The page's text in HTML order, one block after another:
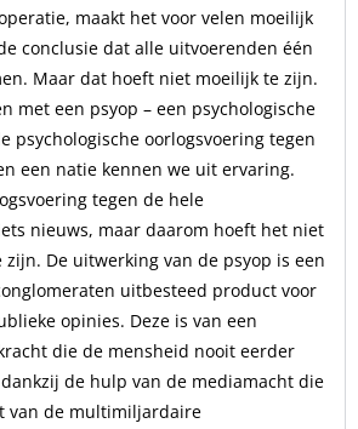
maakt het voor velen moeilijk
conclusie dat alle uitvoerenden één
Maar dat hoeft niet moeilijk te zijn.
met een psyop – een psychologische
psychologische oorlogsvoering tegen
een natie kennen we uit ervaring.
tegen de hele
nieuws, maar daarom hoeft het niet
zijn. De uitwerking van de psyop is een
uitbesteed product voor
opinies. Deze is van een
die de mensheid nooit eerder
de hulp van de mediamacht die
van de multimiljardaire